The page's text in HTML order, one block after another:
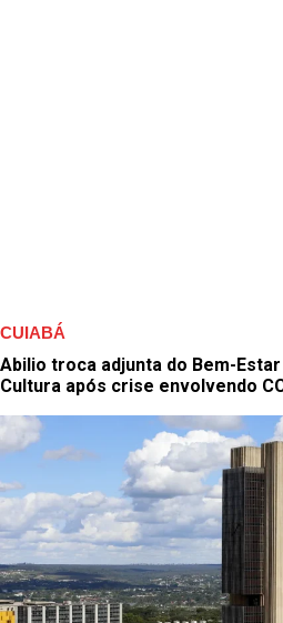
CUIABÁ
Abilio troca adjunta do Bem-
Cultura após crise envolvendo